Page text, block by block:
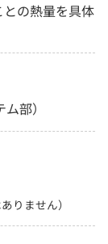
との熱量を具体
部）
りません）